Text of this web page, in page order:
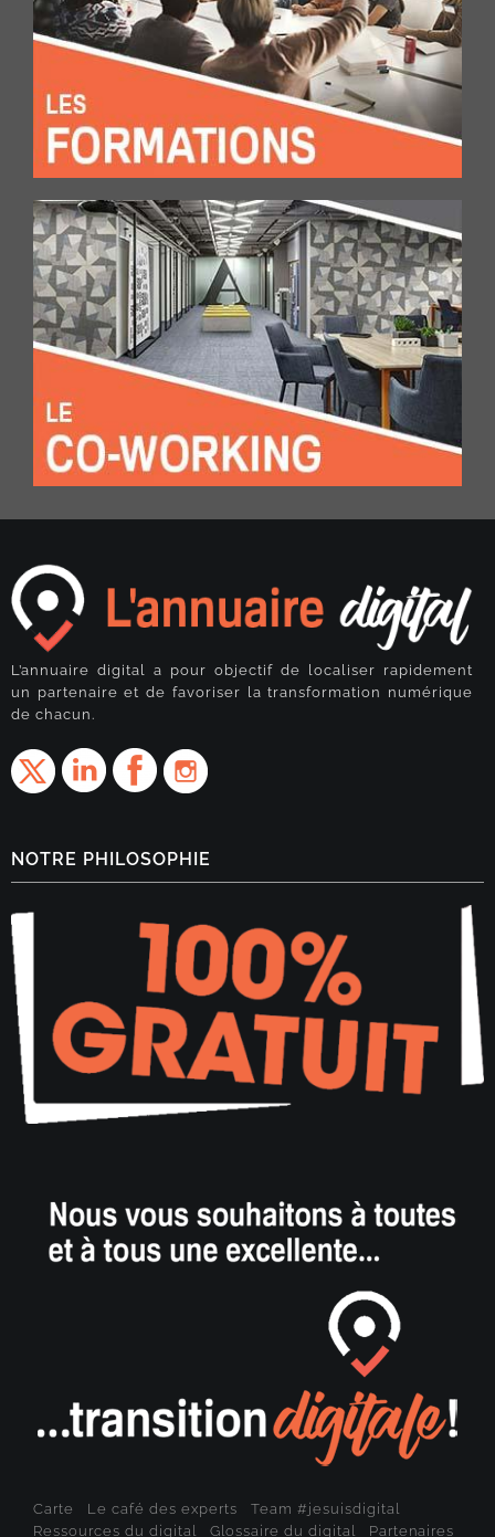
L’annuaire digital a pour objectif de localiser rapidement
un partenaire et de favoriser la transformation numérique
de chacun.
NOTRE PHILOSOPHIE
Carte Le café des experts
Team #jesuisdigital
Ressources du digital
Glossaire du digital Partenaires